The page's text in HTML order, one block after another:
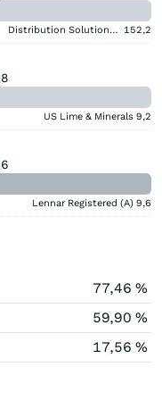
Distribution Solutions Group 152,2
US Lime & Minerals 9,2
Lennar Registered (A) 9,6
77,46 %
59,90 %
17,56 %